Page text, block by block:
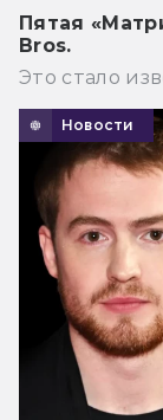
Пятая
Bros.
Это стало
Новости